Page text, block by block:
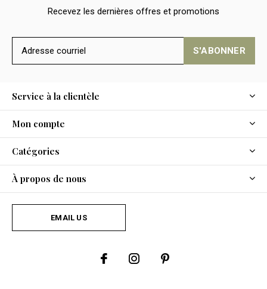
Recevez les dernières offres et promotions
S'ABONNER
Service à la clientèle
Mon compte
Catégories
À propos de nous
EMAIL US